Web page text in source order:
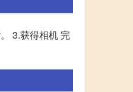
3.获得相机 完